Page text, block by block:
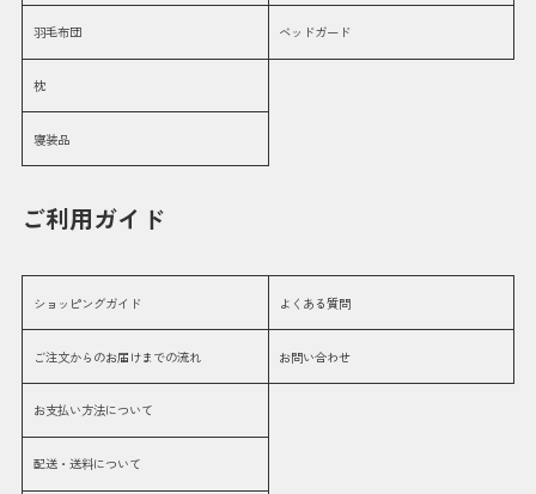
羽毛布団
枕
寝装品
ベッドガード
ご利用ガイド
ショッピングガイド
ご注文からのお届けまでの流れ
お支払い方法について
配送・送料について
よくある質問
お問い合わせ